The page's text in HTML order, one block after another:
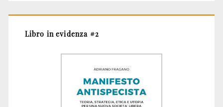
Libro in evidenza #2